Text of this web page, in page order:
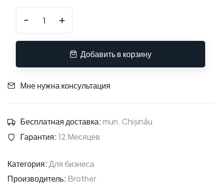
- +
Добавить в корзину
Мне нужна консультация
Бесплатная доставка:mun. Chișinău
Гарантия:12 Месяцев
Категория:Для бизнеса
Производитель: Brother